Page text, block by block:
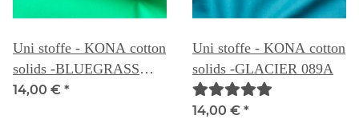
Uni stoffe - KONA cotton
solids -BLUEGRASS
089B
14,00 € *
Uni stoffe - KONA cotton
solids -GLACIER 089A
14,00 € *